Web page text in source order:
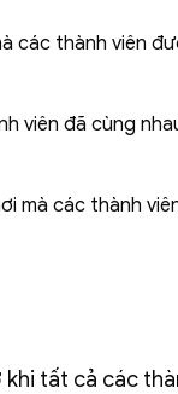
các thành viên
viên đã cùng
mà các thành
tất cả các